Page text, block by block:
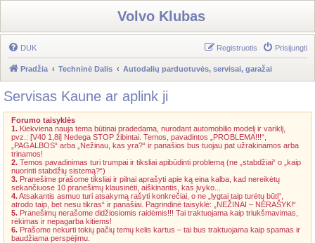
Volvo Klubas
DUK Prisijungti
Registruotis
Pradžia Techninė Dalis Autodalių parduotuvės, servisai, garažai
Servisas Kaune ar aplink ji
Forumo taisyklės
1. Kiekviena nauja tema būtinai pradedama, nurodant automobilio modelį ir variklį,
pvz.: [V40 1,8i] Nedega STOP žibintai. Temos, pavadintos „PROBLEMA!!!“,
„PAGALBOS“ arba „Nežinau, kas yra?“ ir panašios bus tuojau pat užrakinamos arba
trinamos!
2. Temos pavadinimas turi trumpai ir tiksliai apibūdinti problemą (ne „stabdžiai“ o „kaip
nuorinti stabdžių sistemą?“)
3. Pranešime prašome tiksliai ir pilnai aprašyti apie ką eina kalba, kad nereikėtų
sekančiuose 10 pranešimų klausinėti, aiškinantis, kas įvyko...
4.Atsakantis asmuo turi atsakymą rašyti konkrečiai, o ne „lygtai taip turėtų būti“,
atrodo taip, bet nesu tikras“ ir panašiai. Pagrindinė taisyklė: „NEŽINAI – NERAŠYK!“
5. Pranešimų nerašome didžiosiomis raidėmis!!! Tai traktuojama kaip triukšmavimas,
rėkimas ir nepagarba kitiems!
6. Prašome nekurti tokių pačių temų kelis kartus – tai bus traktuojama kaip spamas ir
baudžiama perspėjimu.